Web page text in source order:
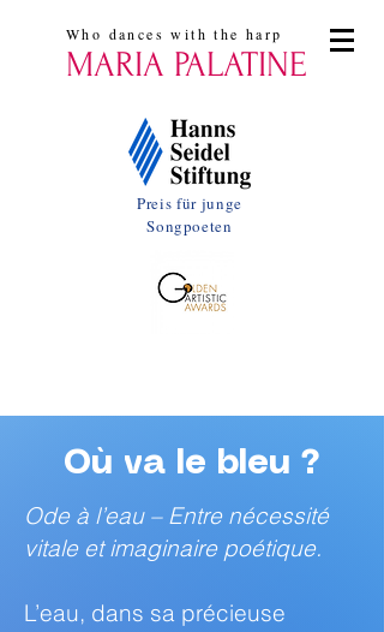
MARIA PALATINE
Who dances with the harp
Preis für junge
Songpoeten
Où va le bleu ?
Ode à l’eau – Entre nécessité
vitale et imaginaire poétique.
L’eau, dans sa précieuse